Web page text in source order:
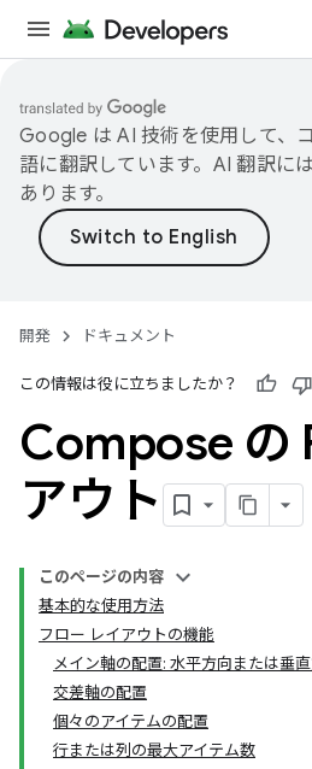
Google は AI 技術を使用して、
語に翻訳しています。AI 翻訳に
あります。
開発 ドキュメント
この情報は役に立ちましたか？
Compose の
アウト
このページの内容
基本的な使用方法
フロー レイアウトの機能
メイン軸の配置: 水平方向または垂
交差軸の配置
個々のアイテムの配置
行または列の最大アイテム数